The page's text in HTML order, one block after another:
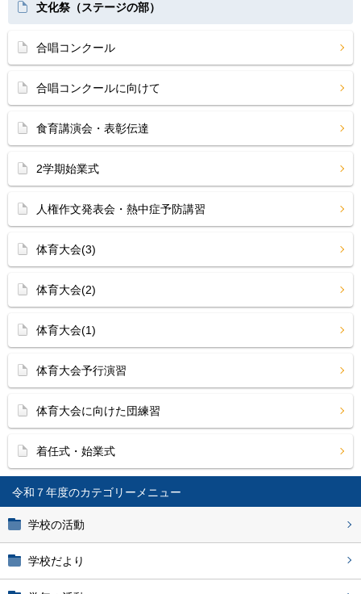
令和７年度
学校の活動
学校だより
文化祭（ステージの部）
合唱コンクール
合唱コンクールに向けて
食育講演会・表彰伝達
2学期始業式
人権作文発表会・熱中症予防講習
体育大会(3)
体育大会(2)
体育大会(1)
体育大会予行演習
体育大会に向けた団練習
着任式・始業式